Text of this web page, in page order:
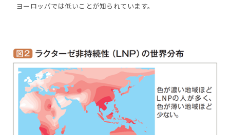
ヨーロッパでは低いことが知られています。